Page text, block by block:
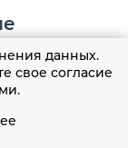
90%
данных.
свое согласие